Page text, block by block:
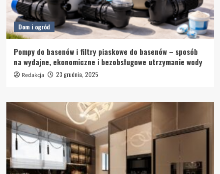
Dom i ogród
Pompy do basenów i filtry piaskowe do basenów – sposób
na wydajne, ekonomiczne i bezobsługowe utrzymanie wody
Redakcja 23 grudnia, 2025